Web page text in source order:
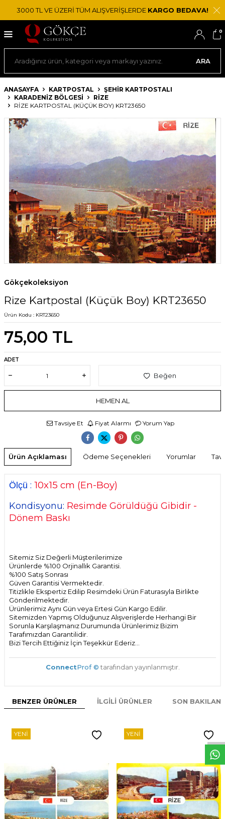
W
h
t
s
p
p
D
e
s
e
H
a
t
t
3000 TL VE ÜZERİ TÜM ALIŞVERİŞLERDE KARGO BEDAVA!
ARA
0
ANASAYFA KARTPOSTAL
ŞEHIR KARTPOSTALI
KARADENIZ BÖLGESI
RIZE
RIZE KARTPOSTAL (KÜÇÜK BOY) KRT23650
Gökçekoleksiyon
Rize Kartpostal (Küçük Boy) KRT23650
Ürün Kodu : KRT23650
75,00 TL
ADET
Beğen
HEMEN AL
Tavsiye Et Fiyat Alarmı Yorum Yap
Ürün Açıklaması Ödeme Seçenekleri Yorumlar
Ölçü : 10x15 cm (En-Boy)
Kondisyonu: Resimde Görüldüğü Gibidir -
Dönem Baskı
Sitemiz Siz Değerli Müşterilerimize
Ürünlerde %100 Orjinallık Garantisi.
%100 Satış Sonrası
Güven Garantisi Vermektedir.
Titizlikle Ekspertiz Edilip Resimdeki Ürün Faturasıyla Birlikte
Gönderilmektedir.
Ürünlerimiz Aynı Gün veya Ertesi Gün Kargo Edilir.
Sitemizden Yapmış Olduğunuz Alışverişlerde Herhangi Bir
Sorunla Karşılaşmanız Durumunda Ürünlerimiz Bizim
Tarafımızdan Garantilidir.
Bizi Tercih Ettiğiniz İçin Teşekkür Ederiz...
ConnectProf © tarafından yayınlanmıştır.
BENZER ÜRÜNLER İLGILI ÜRÜNLER SON
YENI YENI